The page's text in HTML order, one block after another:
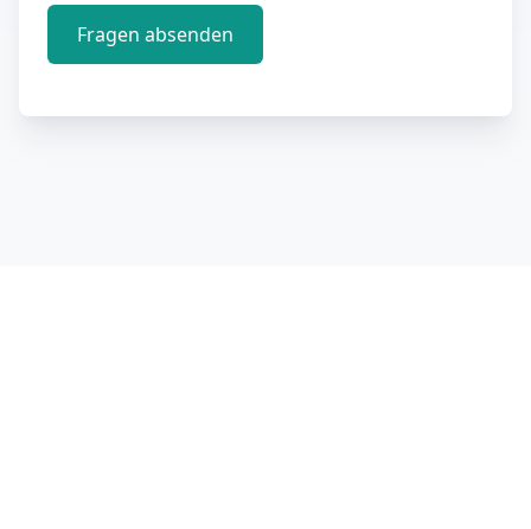
Fragen absenden